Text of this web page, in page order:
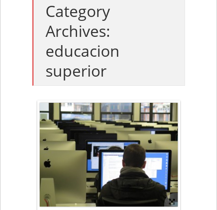
Category
Archives:
educacion
superior